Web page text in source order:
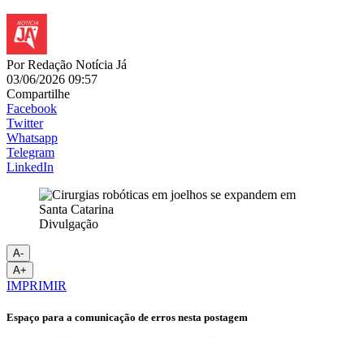
PorRedação Notícia Já
03/06/2026 09:57
Compartilhe
Facebook
Twitter
Whatsapp
Telegram
LinkedIn
Divulgação
A-
A+
IMPRIMIR
Espaço para a comunicação de erros nesta postagem